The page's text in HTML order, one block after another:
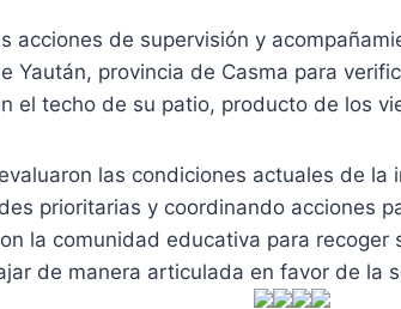
acciones de supervisión y
Yaután, provincia de Casma para
el techo de su patio, producto de los
las condiciones actuales de la
prioritarias y coordinando acciones
la comunidad educativa para recoger
de manera articulada en favor de la